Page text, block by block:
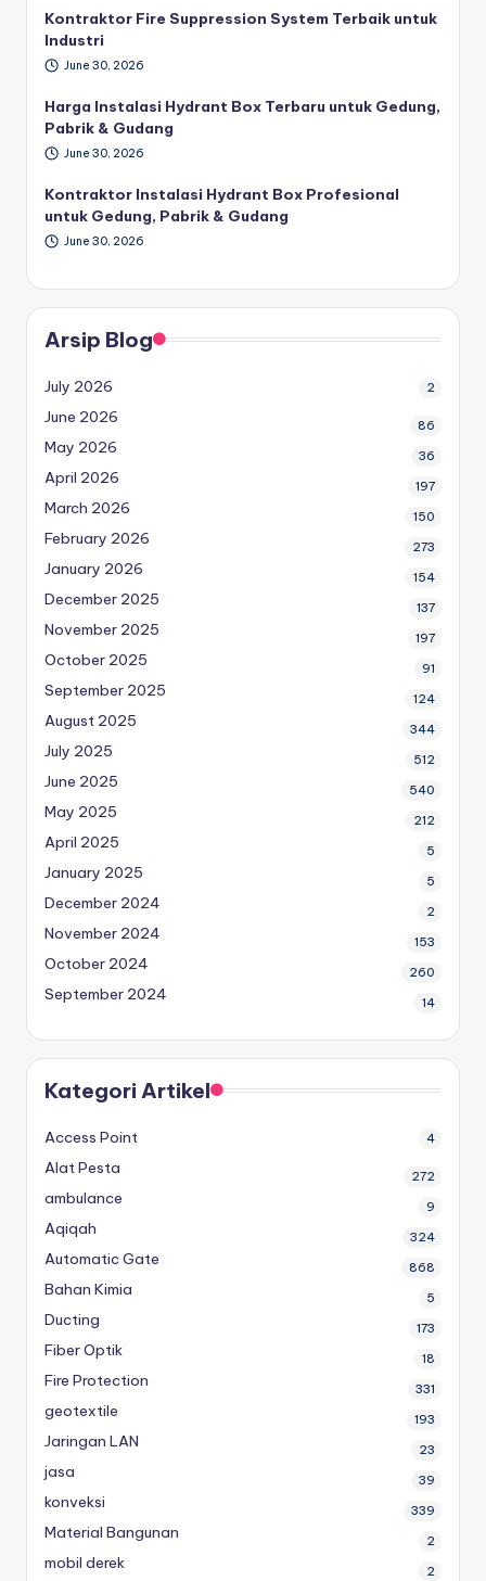
Kontraktor Fire Suppression System Terbaik untuk
Industri
June 30, 2026
Harga Instalasi Hydrant Box Terbaru untuk Gedung,
Pabrik & Gudang
June 30, 2026
Kontraktor Instalasi Hydrant Box Profesional
untuk Gedung, Pabrik & Gudang
June 30, 2026
Arsip Blog
July 2026 2
June 2026 86
May 2026 36
April 2026 197
March 2026 150
February 2026 273
January 2026 154
December 2025 137
November 2025 197
October 2025 91
September 2025 124
August 2025 344
July 2025 512
June 2025 540
May 2025 212
April 2025 5
January 2025 5
December 2024 2
November 2024 153
October 2024 260
September 2024 14
Kategori Artikel
Access Point 4
Alat Pesta 272
ambulance 9
Aqiqah 324
Automatic Gate 868
Bahan Kimia 5
Ducting 173
Fiber Optik 18
Fire Protection 331
geotextile 193
Jaringan LAN 23
jasa 39
konveksi 339
Material Bangunan 2
mobil derek 2